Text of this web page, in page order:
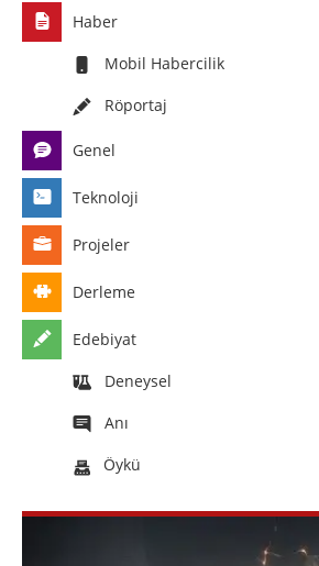
Haber
Mobil Habercilik
Röportaj
Genel
Teknoloji
Projeler
Derleme
Edebiyat
Deneysel
Anı
Öykü